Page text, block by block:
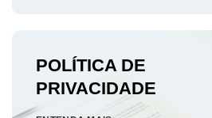
POLÍTICA DE
PRIVACIDADE